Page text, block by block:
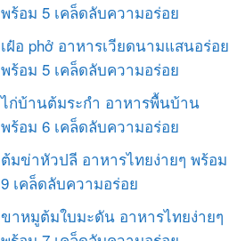
พร้อม 5 เคล็ดลับความอร่อย
เฝ๋อ phở อาหารเวียดนามแสนอร่อย
พร้อม 5 เคล็ดลับความอร่อย
ไก่บ้านต้มระกำ อาหารพื้นบ้าน
พร้อม 6 เคล็ดลับความอร่อย
ต้มข่าหัวปลี อาหารไทยง่ายๆ พร้อม
9 เคล็ดลับความอร่อย
ขาหมูต้มใบมะดัน อาหารไทยง่ายๆ